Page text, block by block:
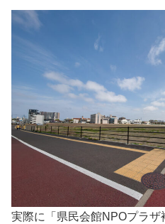
実際に「県民会館NPOプラザ